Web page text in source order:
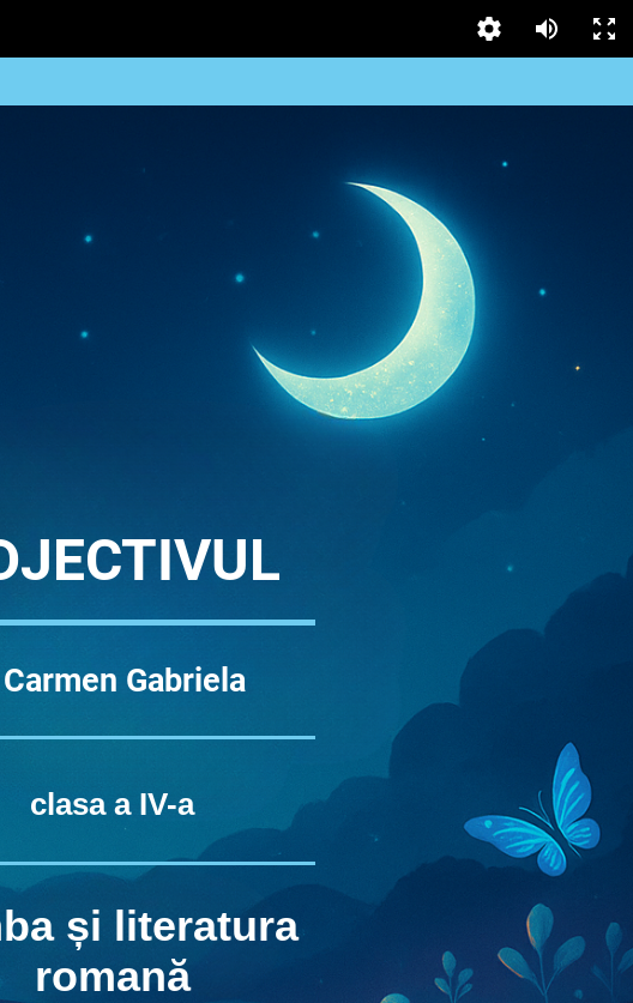
Gabriela
clasa a IV-a
și literatura
romană